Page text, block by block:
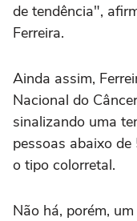
de tendência",
Ferreira.
Ainda assim,
Nacional do
sinalizando uma
pessoas abaixo
o tipo colorretal.
Não há, porém,